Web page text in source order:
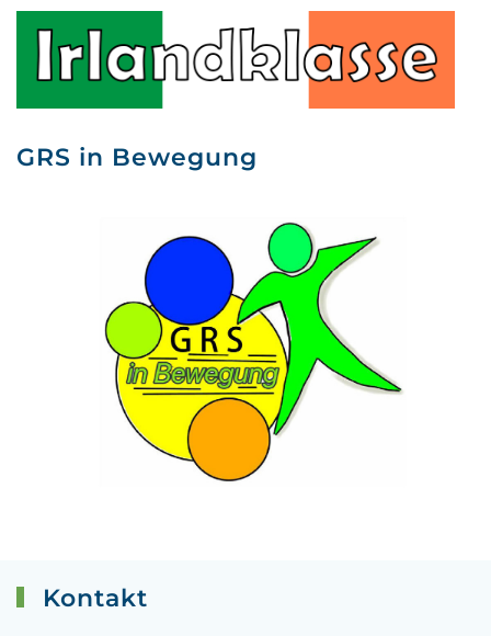
GRS in Bewegung
Kontakt